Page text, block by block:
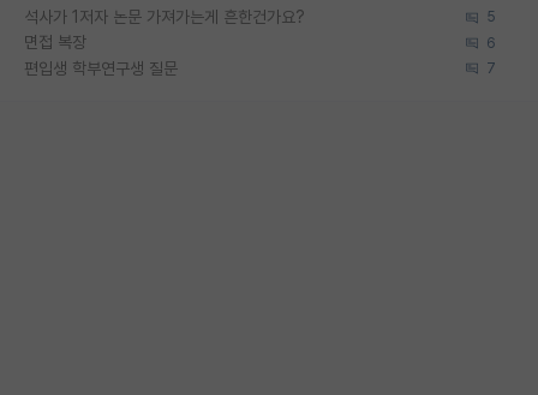
석사가 1저자 논문 가져가는게 흔한건가요? 5
면접 복장 6
편입생 학부연구생 질문 7